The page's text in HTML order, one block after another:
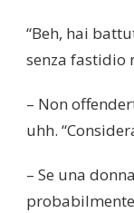
“Beh, hai
senza fastidio
– Non
uhh.
– Se una